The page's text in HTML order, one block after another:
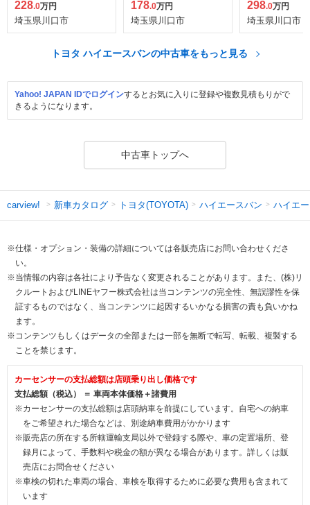
228.0万円
埼玉県川口市
ロング
178.0万円
埼玉県川口市
298.0万円
埼玉県川口市
トヨタ ハイエースバンの中古車をもっと見る
Yahoo! JAPAN IDでログインするとお気に入りに登録や複数見積もりがで
きるようになります。
中古車トップへ
carview! 新車カタログ トヨタ(TOYOTA) ハイエースバン ハイエ
※仕様・オプション・装備の詳細については各販売店にお問い合わせくださ
い。
※当情報の内容は各社により予告なく変更されることがあります。また、(株)リ
クルートおよびLINEヤフー株式会社は当コンテンツの完全性、無誤謬性を保
証するものではなく、当コンテンツに起因するいかなる損害の責も負いかね
ます。
※コンテンツもしくはデータの全部または一部を無断で転写、転載、複製する
ことを禁じます。
カーセンサーの支払総額は店頭乗り出し価格です
支払総額（税込） ＝ 車両本体価格＋諸費用
※カーセンサーの支払総額は店頭納車を前提にしています。自宅への納車
をご希望された場合などは、別途納車費用がかかります
※販売店の所在する所轄運輸支局以外で登録する際や、車の定置場所、登
録月によって、手数料や税金の額が異なる場合があります。詳しくは販
売店にお問合せください
※車検の切れた車両の場合、車検を取得するために必要な費用も含まれて
います